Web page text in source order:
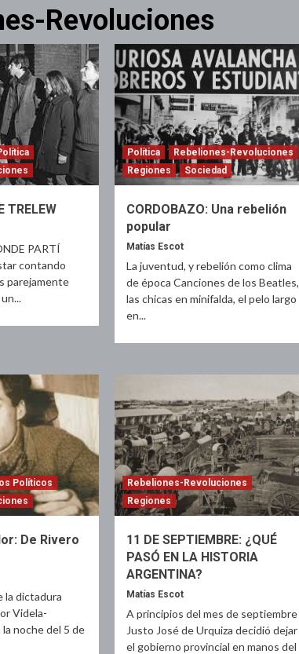
Revoluciones
TRELEW
PARTÍ
contando
parejamente
Política
Rebeliones-Revoluciones
Regiones
Sociedad
CORDOBAZO: Una rebelión
popular
Matías Escot
La juventud, y rebelión como clima
de época Canciones de los Beatles,
las chicas en minifalda, el pelo largo
en...
Políticos
De Rivero
la dictadura
Videla-
noche del 5 de
Rebeliones-Revoluciones
Regiones
11 DE SEPTIEMBRE: ¿QUÉ
PASÓ EN LA HISTORIA
ARGENTINA?
Matías Escot
A principios del mes de septiembre
Justo José de Urquiza decidió dejar
el gobierno provincial en manos del